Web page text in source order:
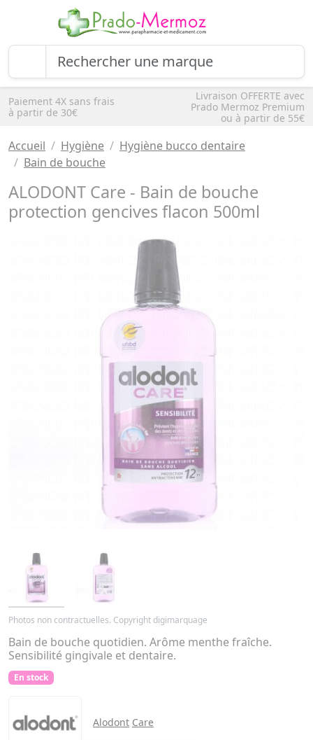
Paiement 4X sans frais
à partir de 30€
Livraison OFFERTE avec
Prado Mermoz Premium
ou à partir de 55€
Accueil Hygiène
Hygiène bucco dentaire
Bain de bouche
ALODONT Care - Bain de bouche
protection gencives flacon 500ml
Photos non contractuelles. Copyright digimarquage
Bain de bouche quotidien. Arôme menthe fraîche.
Sensibilité gingivale et dentaire.
En stock
Alodont Care